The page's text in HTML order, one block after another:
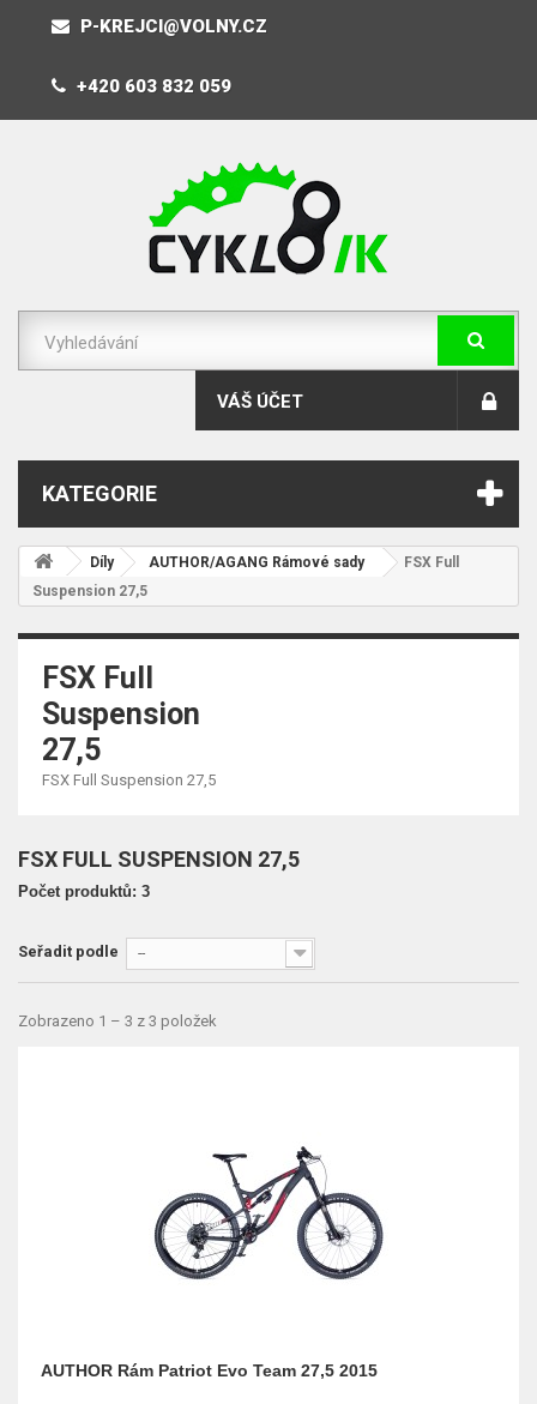
P-KREJCI@VOLNY.CZ
+420 603 832 059
VÁŠ ÚČET
KATEGORIE
Díly AUTHOR/AGANG Rámové sady
FSX Full
Suspension 27,5
FSX Full
Suspension
27,5
FSX Full Suspension 27,5
FSX FULL SUSPENSION 27,5
Počet produktů: 3
Seřadit podle --
Zobrazeno 1 – 3 z 3 položek
AUTHOR Rám Patriot Evo Team 27,5 2015